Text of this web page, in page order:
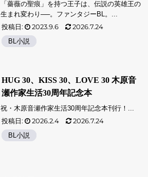
「薔薇の聖痕」を持つ王子は、伝説の英雄王の
生まれ変わり──。ファンタジーBL。...
投稿日:
2023.9.6
2026.7.24
BL小説
HUG 30、KISS 30、LOVE 30 木原音
瀬作家生活30周年記念本
祝・木原音瀬作家生活30周年記念本刊行！...
投稿日:
2026.2.4
2026.7.24
BL小説